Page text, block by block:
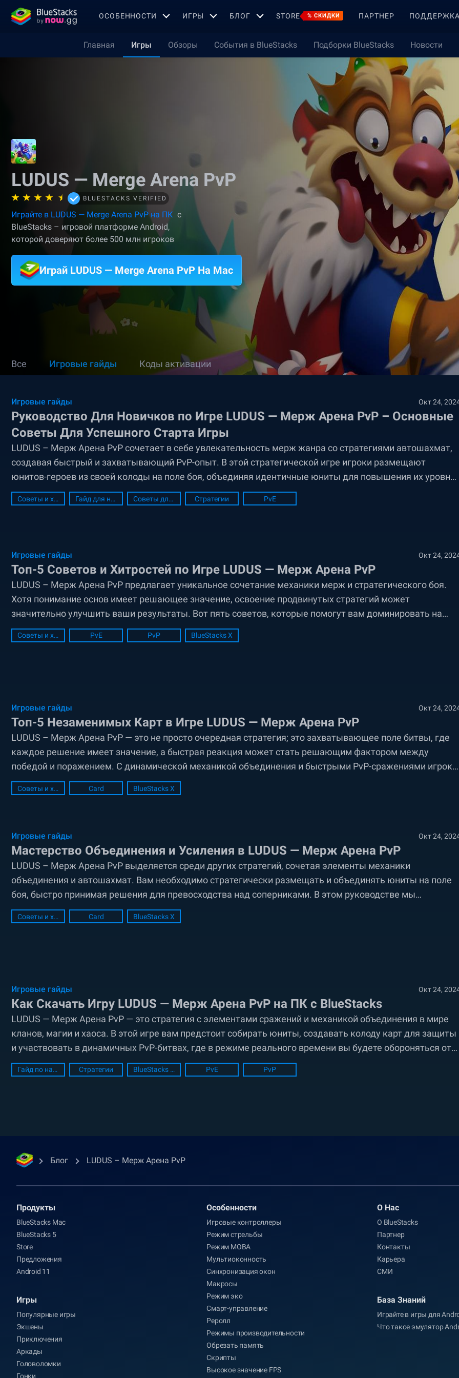
OСОБЕННОСТИ ИГРЫ БЛОГ STORE % СКИДКИ ПАРТНЕР
Главная Игры Обзоры События в BlueStacks Подборки BlueStacks Новости
LUDUS — Merge Arena PvP
BLUESTACKS VERIFIED
Играйте в LUDUS — Merge Arena PvP на ПК с
BlueStacks – игровой платформе Android,
которой доверяют более 500 млн игроков
Играй LUDUS — Merge Arena PvP На Mac
Все Игровые гайды Коды активации
Игровые гайды Окт 24,
Руководство Для Новичков по Игре LUDUS — Мерж Арена PvP – Основные
Советы Для Успешного Старта Игры
LUDUS – Мерж Арена PvP сочетает в себе увлекательность мерж жанра со стратегиями автошахмат,
создавая быстрый и захватывающий PvP-опыт. В этой стратегической игре игроки размещают
юнитов-героев из своей колоды на поле боя, объединяя идентичные юниты для повышения их уровня
и ранга. Такая динамическая механика требует быстрого мышления и стратегического
планирования,...
Советы и хитрости Гайд для новичков Советы для новичков Стратегии PvE
Игровые гайды Окт 24,
Топ-5 Советов и Хитростей по Игре LUDUS — Мерж Арена PvP
LUDUS – Мерж Арена PvP предлагает уникальное сочетание механики мерж и стратегического боя.
Хотя понимание основ имеет решающее значение, освоение продвинутых стратегий может
значительно улучшить ваши результаты. Вот пять советов, которые помогут вам доминировать на
поле боя и подниматься в рейтинге в LUDUS. Стратегическое Объединение: Приоритет На Импактные
Юниты Объединение...
Советы и хитрости PvE PvP BlueStacks X
Игровые гайды Окт 24,
Топ-5 Незаменимых Карт в Игре LUDUS — Мерж Арена PvP
LUDUS – Мерж Арена PvP — это не просто очередная стратегия; это захватывающее поле битвы, где
каждое решение имеет значение, а быстрая реакция может стать решающим фактором между
победой и поражением. С динамической механикой объединения и быстрыми PvP-сражениями игроки
постоянно находятся на грани, разрабатывая следующую стратегию и адаптируясь к постоянно
меняющемуся...
Советы и хитрости Card BlueStacks X
Игровые гайды Окт 24,
Мастерство Объединения и Усиления в LUDUS — Мерж Арена PvP
LUDUS – Мерж Арена PvP выделяется среди других стратегий, сочетая элементы механики
объединения и автошахмат. Вам необходимо стратегически размещать и объединять юниты на поле
боя, быстро принимая решения для превосходства над соперниками. В этом руководстве мы
рассмотрим основную систему объединения и усиления, которая играет ключевую роль в победах в
LUDUS....
Советы и хитрости Card BlueStacks X
Игровые гайды Окт 24,
Как Скачать Игру LUDUS — Мерж Арена PvP на ПК с BlueStacks
LUDUS — Мерж Арена PvP — это стратегия с элементами сражений и механикой объединения в мире
кланов, магии и хаоса. В этой игре вам предстоит собирать юниты, создавать колоду карт для защиты
и участвовать в динамичных PvP-битвах, где в режиме реального времени вы будете обороняться от
других игроков. Геймплей включает...
Гайд по настройке ПК Стратегии BlueStacks Setup PvE PvP
Блог LUDUS – Мерж Арена PvP
Продукты
BlueStacks Mac
BlueStacks 5
Store
Предложения
Android 11
Игры
Популярные игры
Экшены
Приключения
Аркады
Головоломки
Гонки
Oсобенности
Игровые контроллеры
Режим стрельбы
Режим MOBA
Мультиоконность
Синхронизация окон
Макросы
Режим эко
Смарт-управление
Реролл
Режимы производительности
Обрезать память
Скрипты
Высокое значение FPS
О Нас
О BlueStacks
Партнер
Контакты
Карьера
СМИ
База Знаний
Играйте в игры для
Что такое эмулятор